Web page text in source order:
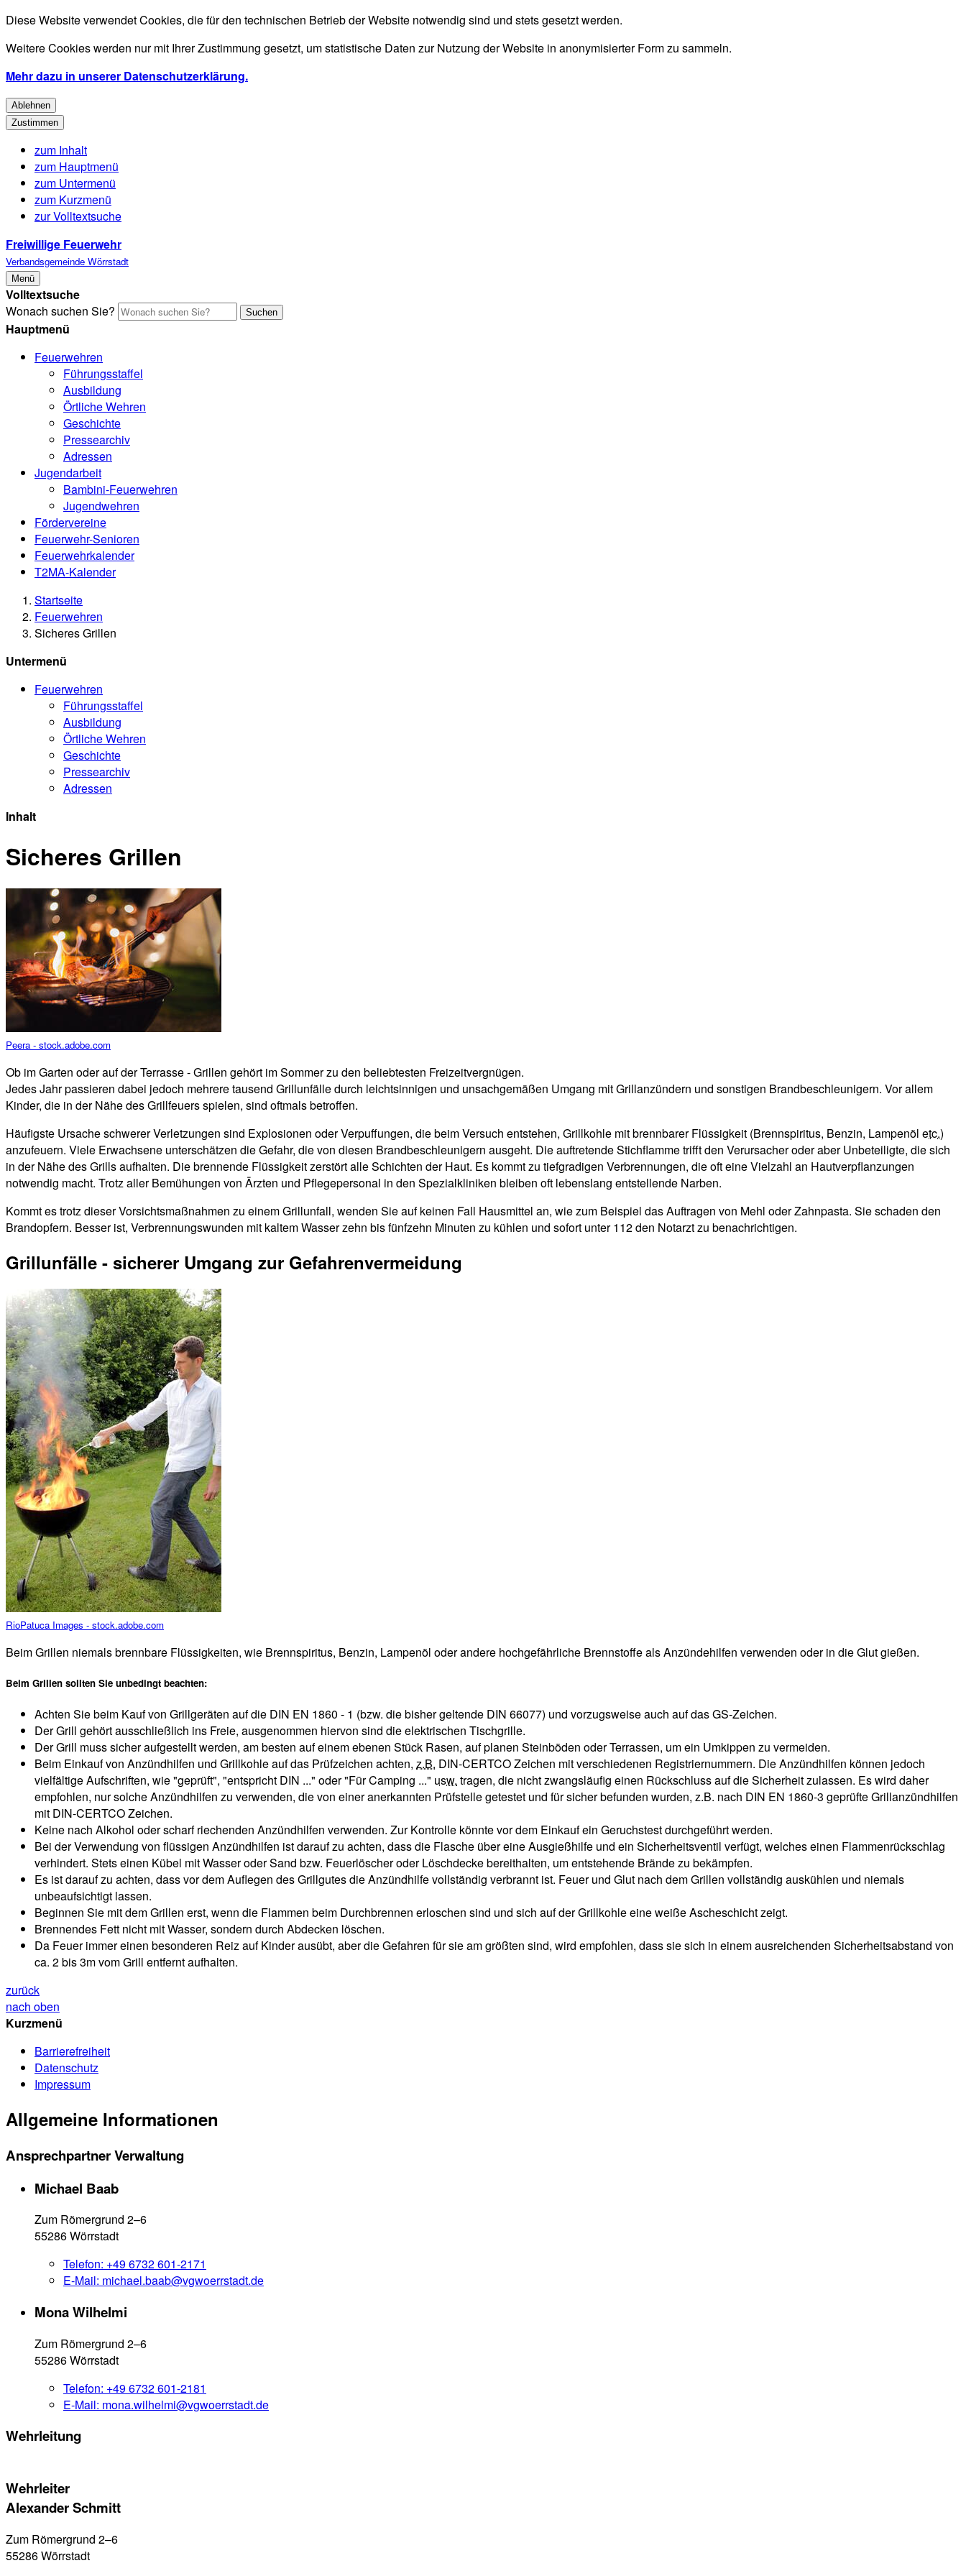
Diese Website verwendet Cookies, die für den technischen Betrieb der Website notwendig sind und stets gesetzt werden.
Weitere Cookies werden nur mit Ihrer Zustimmung gesetzt, um statistische Daten zur Nutzung der Website in anonymisierter Form zu sammeln.
Mehr dazu in unserer Datenschutzerklärung.
Ablehnen
Zustimmen
zum Inhalt
zum Hauptmenü
zum Untermenü
zum Kurzmenü
zur Volltextsuche
Freiwillige Feuerwehr
Verbandsgemeinde Wörrstadt
Menü
Volltextsuche
Wonach suchen Sie?
Suchen
Hauptmenü
Feuerwehren
Führungsstaffel
Ausbildung
Örtliche Wehren
Geschichte
Pressearchiv
Adressen
Jugendarbeit
Bambini-Feuerwehren
Jugendwehren
Fördervereine
Feuerwehr-Senioren
Feuerwehrkalender
T2MA-Kalender
Startseite
Feuerwehren
Sicheres Grillen
Untermenü
Feuerwehren
Führungsstaffel
Ausbildung
Örtliche Wehren
Geschichte
Pressearchiv
Adressen
Inhalt
Sicheres Grillen
Peera - stock.adobe.com
Ob im Garten oder auf der Terrasse - Grillen gehört im Sommer zu den beliebtesten Freizeitvergnügen.
Jedes Jahr passieren dabei jedoch mehrere tausend Grillunfälle durch leichtsinnigen und unsachgemäßen Umgang mit Grillanzündern und sonstigen Brandbeschleunigern. Vor allem
Kinder, die in der Nähe des Grillfeuers spielen, sind oftmals betroffen.
Häufigste Ursache schwerer Verletzungen sind Explosionen oder Verpuffungen, die beim Versuch entstehen, Grillkohle mit brennbarer Flüssigkeit (Brennspiritus, Benzin, Lampenöl etc.)
anzufeuern. Viele Erwachsene unterschätzen die Gefahr, die von diesen Brandbeschleunigern ausgeht. Die auftretende Stichflamme trifft den Verursacher oder aber Unbeteiligte, die sich
in der Nähe des Grills aufhalten. Die brennende Flüssigkeit zerstört alle Schichten der Haut. Es kommt zu tiefgradigen Verbrennungen, die oft eine Vielzahl an Hautverpflanzungen
notwendig macht. Trotz aller Bemühungen von Ärzten und Pflegepersonal in den Spezialkliniken bleiben oft lebenslang entstellende Narben.
Kommt es trotz dieser Vorsichtsmaßnahmen zu einem Grillunfall, wenden Sie auf keinen Fall Hausmittel an, wie zum Beispiel das Auftragen von Mehl oder Zahnpasta. Sie schaden den
Brandopfern. Besser ist, Verbrennungswunden mit kaltem Wasser zehn bis fünfzehn Minuten zu kühlen und sofort unter 112 den Notarzt zu benachrichtigen.
Grillunfälle - sicherer Umgang zur Gefahrenvermeidung
RioPatuca Images - stock.adobe.com
Beim Grillen niemals brennbare Flüssigkeiten, wie Brennspiritus, Benzin, Lampenöl oder andere hochgefährliche Brennstoffe als Anzündehilfen verwenden oder in die Glut gießen.
Beim Grillen sollten Sie unbedingt beachten:
Achten Sie beim Kauf von Grillgeräten auf die DIN EN 1860 - 1 (bzw. die bisher geltende DIN 66077) und vorzugsweise auch auf das GS-Zeichen.
Der Grill gehört ausschließlich ins Freie, ausgenommen hiervon sind die elektrischen Tischgrille.
Der Grill muss sicher aufgestellt werden, am besten auf einem ebenen Stück Rasen, auf planen Steinböden oder Terrassen, um ein Umkippen zu vermeiden.
Beim Einkauf von Anzündhilfen und Grillkohle auf das Prüfzeichen achten, z.B. DIN-CERTCO Zeichen mit verschiedenen Registriernummern. Die Anzündhilfen können jedoch
vielfältige Aufschriften, wie "geprüft", "entspricht DIN ..." oder "Für Camping ..." usw. tragen, die nicht zwangsläufig einen Rückschluss auf die Sicherheit zulassen. Es wird daher
empfohlen, nur solche Anzündhilfen zu verwenden, die von einer anerkannten Prüfstelle getestet und für sicher befunden wurden, z.B. nach DIN EN 1860-3 geprüfte Grillanzündhilfen
mit DIN-CERTCO Zeichen.
Keine nach Alkohol oder scharf riechenden Anzündhilfen verwenden. Zur Kontrolle könnte vor dem Einkauf ein Geruchstest durchgeführt werden.
Bei der Verwendung von flüssigen Anzündhilfen ist darauf zu achten, dass die Flasche über eine Ausgießhilfe und ein Sicherheitsventil verfügt, welches einen Flammenrückschlag
verhindert. Stets einen Kübel mit Wasser oder Sand bzw. Feuerlöscher oder Löschdecke bereithalten, um entstehende Brände zu bekämpfen.
Es ist darauf zu achten, dass vor dem Auflegen des Grillgutes die Anzündhilfe vollständig verbrannt ist. Feuer und Glut nach dem Grillen vollständig auskühlen und niemals
unbeaufsichtigt lassen.
Beginnen Sie mit dem Grillen erst, wenn die Flammen beim Durchbrennen erloschen sind und sich auf der Grillkohle eine weiße Ascheschicht zeigt.
Brennendes Fett nicht mit Wasser, sondern durch Abdecken löschen.
Da Feuer immer einen besonderen Reiz auf Kinder ausübt, aber die Gefahren für sie am größten sind, wird empfohlen, dass sie sich in einem ausreichenden Sicherheitsabstand von
ca. 2 bis 3m vom Grill entfernt aufhalten.
zurück
nach oben
Kurzmenü
Barrierefreiheit
Datenschutz
Impressum
Allgemeine Informationen
Ansprechpartner Verwaltung
Michael Baab
Zum Römergrund 2–6
55286 Wörrstadt
Telefon: +49 6732 601-2171
E-Mail: michael.baab@vgwoerrstadt.de
Mona Wilhelmi
Zum Römergrund 2–6
55286 Wörrstadt
Telefon: +49 6732 601-2181
E-Mail: mona.wilhelmi@vgwoerrstadt.de
Wehrleitung
Wehrleiter
Alexander Schmitt
Zum Römergrund 2–6
55286 Wörrstadt